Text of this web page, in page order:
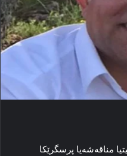
مناقه‌شه‌یا پرسگرێکا